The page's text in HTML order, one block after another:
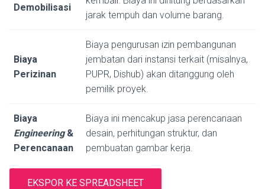
Demobilisasi
jarak tempuh dan volume barang.
Biaya
Perizinan
Biaya pengurusan izin pembangunan
jembatan dari instansi terkait (misalnya,
PUPR, Dishub) akan ditanggung oleh
pemilik proyek.
Biaya
Engineering&
Perencanaan
Biaya ini mencakup jasa perencanaan
desain, perhitungan struktur, dan
pembuatan gambar kerja.
EKSPOR KE SPREADSHEET